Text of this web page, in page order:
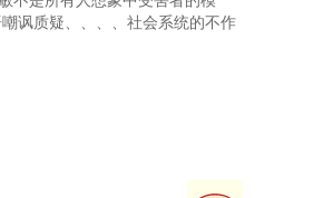
疑、、、、社会系统的不作